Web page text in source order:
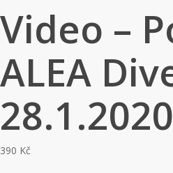
Video –
ALEA
28.1.2020
390 Kč